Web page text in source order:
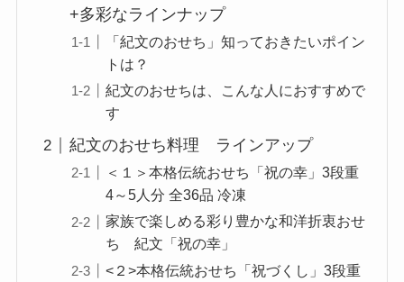
+多彩なラインナップ
「紀文のおせち」知っておきたいポイン
トは？
紀文のおせちは、こんな人におすすめで
す
紀文のおせち料理 ラインアップ
＜１＞本格伝統おせち「祝の幸」3段重
4～5人分 全36品 冷凍
家族で楽しめる彩り豊かな和洋折衷おせ
ち 紀文「祝の幸」
<２>本格伝統おせち「祝づくし」3段重